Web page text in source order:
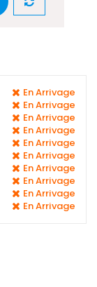
En Arrivage
En Arrivage
En Arrivage
En Arrivage
En Arrivage
En Arrivage
En Arrivage
En Arrivage
En Arrivage
En Arrivage